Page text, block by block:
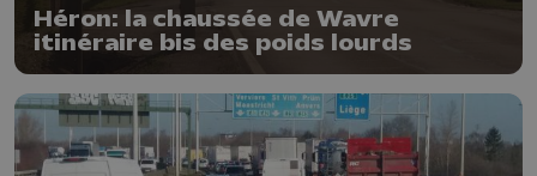
Héron: la chaussée de Wavre
itinéraire bis des poids lourds